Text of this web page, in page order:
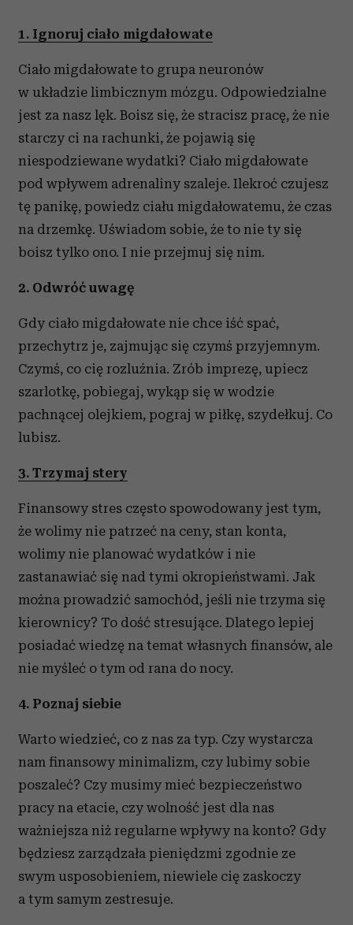
1. Ignoruj ciało migdałowate
Ciało migdałowate to grupa neuronów
w układzie limbicznym mózgu. Odpowiedzialne
jest za nasz lęk. Boisz się, że stracisz pracę, że nie
starczy ci na rachunki, że pojawią się
niespodziewane wydatki? Ciało migdałowate
pod wpływem adrenaliny szaleje. Ilekroć czujesz
tę panikę, powiedz ciału migdałowatemu, że czas
na drzemkę. Uświadom sobie, że to nie ty się
boisz tylko ono. I nie przejmuj się nim.
2. Odwróć uwagę
Gdy ciało migdałowate nie chce iść spać,
przechytrz je, zajmując się czymś przyjemnym.
Czymś, co cię rozluźnia. Zrób imprezę, upiecz
szarlotkę, pobiegaj, wykąp się w wodzie
pachnącej olejkiem, pograj w piłkę, szydełkuj. Co
lubisz.
3. Trzymaj stery
Finansowy stres często spowodowany jest tym,
że wolimy nie patrzeć na ceny, stan konta,
wolimy nie planować wydatków i nie
zastanawiać się nad tymi okropieństwami. Jak
można prowadzić samochód, jeśli nie trzyma się
kierownicy? To dość stresujące. Dlatego lepiej
posiadać wiedzę na temat własnych finansów, ale
nie myśleć o tym od rana do nocy.
4. Poznaj siebie
Warto wiedzieć, co z nas za typ. Czy wystarcza
nam finansowy minimalizm, czy lubimy sobie
poszaleć? Czy musimy mieć bezpieczeństwo
pracy na etacie, czy wolność jest dla nas
ważniejsza niż regularne wpływy na konto? Gdy
będziesz zarządzała pieniędzmi zgodnie ze
swym usposobieniem, niewiele cię zaskoczy
a tym samym zestresuje.